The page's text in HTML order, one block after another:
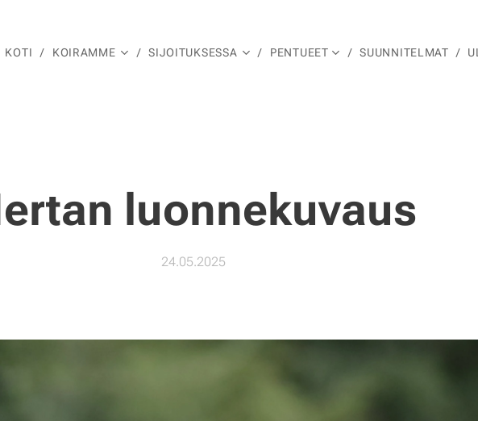
KOTI KOIRAMME SIJOITUKSESSA PENTUEET SUUNNITELMAT
luonnekuvaus
24.05.2025